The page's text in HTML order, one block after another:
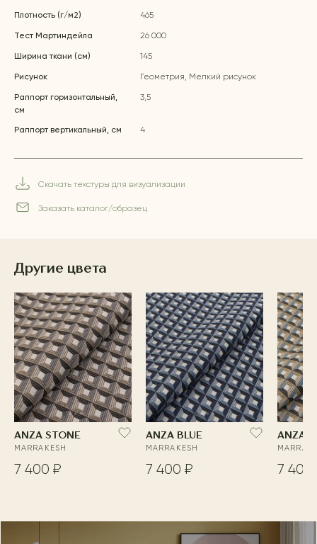
Плотность (г/м2) 465
Тест Мартиндейла 26 000
Ширина ткани (см) 145
Рисунок Геометрия, Мелкий рисунок
Раппорт горизонтальный,
см
3,5
Раппорт вертикальный, см 4
Скачать текстуры для визуализации
Заказать каталог/образец
Другие цвета
ANZA STONE
MARRAKESH
7 400 ₽
ANZA BLUE
MARRAKESH
7 400 ₽
ANZA
7 400